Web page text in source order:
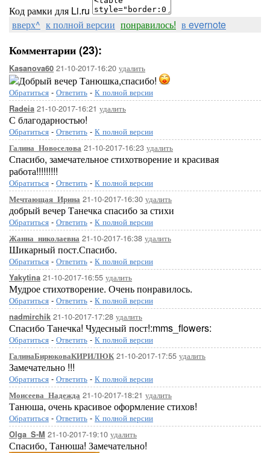
Код рамки для Li.ru
вверх^ к полной версии понравилось! в evernote
Комментарии (23):
Kasanova60 21-10-2017-16:20 удалить
Добрый вечер Танюшка,спасибо!
Обратиться - Ответить - К полной версии
Radeia 21-10-2017-16:21 удалить
С благодарностью!
Обратиться - Ответить - К полной версии
Галина_Новоселова 21-10-2017-16:23 удалить
Спасибо, замечательное стихотворение и красивая
работа!!!!!!!!!
Обратиться - Ответить - К полной версии
Мечтающая_Ирина 21-10-2017-16:30 удалить
добрый вечер Танечка спасибо за стихи
Обратиться - Ответить - К полной версии
Жанна_николаевна 21-10-2017-16:38 удалить
Шикарный пост.Спасибо.
Обратиться - Ответить - К полной версии
Yakytina 21-10-2017-16:55 удалить
Мудрое стихотворение. Очень понравилось.
Обратиться - Ответить - К полной версии
nadmirchik 21-10-2017-17:28 удалить
Спасибо Танечка! Чудесный пост!:mms_flowers:
Обратиться - Ответить - К полной версии
ГалинаБирюковаКИРИЛЮК21-10-2017-17:55 удалить
Замечательно !!!
Обратиться - Ответить - К полной версии
Моисеева_Надежда 21-10-2017-18:21 удалить
Танюша, очень красивое оформление стихов!
Обратиться - Ответить - К полной версии
Olga_S-M 21-10-2017-19:10 удалить
Спасибо, Танюша! Замечательно!